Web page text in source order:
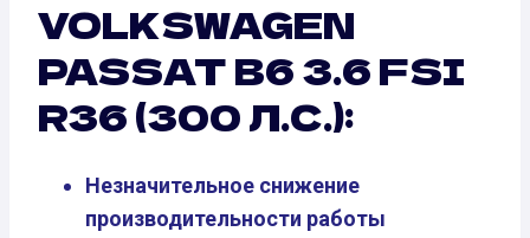
VOLKSWAGEN
PASSAT B6 3.6 FSI
R36 (300 Л.С.):
Незначительное снижение
производительности работы